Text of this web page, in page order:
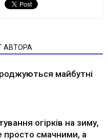
АВТОРА
майбутні
огірків на зиму,
просто смачними, а